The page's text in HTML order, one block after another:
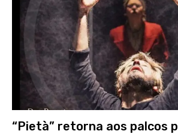
“Pietà” retorna aos palcos